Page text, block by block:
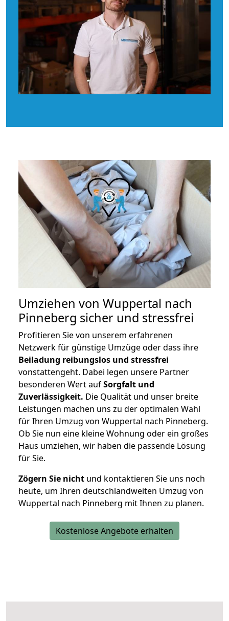
Umziehen von Wuppertal nach
Pinneberg sicher und stressfrei
Profitieren Sie von unserem erfahrenen
Netzwerk für günstige Umzüge oder dass ihre
Beiladung reibungslos und stressfrei
vonstattengeht. Dabei legen unsere Partner
besonderen Wert aufSorgfalt und
Zuverlässigkeit. Die Qualität und unser breite
Leistungen machen uns zu der optimalen Wahl
für Ihren Umzug von Wuppertal nach Pinneberg.
Ob Sie nun eine kleine Wohnung oder ein großes
Haus umziehen, wir haben die passende Lösung
für Sie.
Zögern Sie nicht und kontaktieren Sie uns noch
heute, um Ihren deutschlandweiten Umzug von
Wuppertal nach Pinneberg mit Ihnen zu planen.
Kostenlose Angebote erhalten